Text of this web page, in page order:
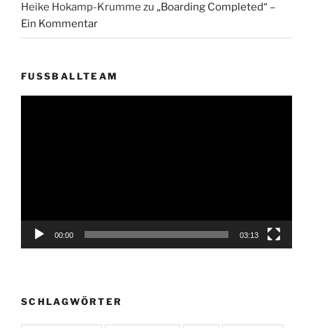
Heike Hokamp-Krumme zu „Boarding Completed“ –
Ein Kommentar
FUSSBALLTEAM
00:00 03:13
SCHLAGWÖRTER